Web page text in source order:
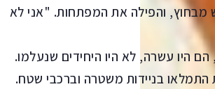
מבחוץ, והפילה את המפתחות. "אני לא
היו עשרה, לא היו היחידים שנעלמו.
התמלאו בניידות משטרה וברכבי שטח.